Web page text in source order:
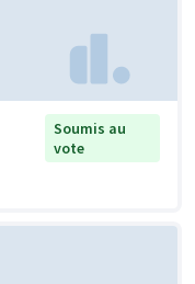
Soumis au
vote